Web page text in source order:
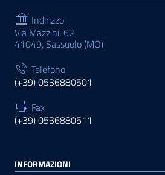
Indirizzo
Via Mazzini, 62
41049, Sassuolo (MO)
Telefono
(+39) 0536880501
Fax
(+39) 0536880511
INFORMAZIONI